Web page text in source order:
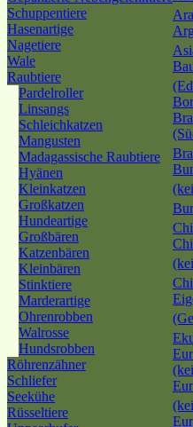
Schuppentiere
Hasenartige
Nagetiere
Wale
Raubtiere
Pardelroller
Linsangs
Schleichkatzen
Mangusten
Madagassische Raubtiere
Hyänen
Kleinkatzen
Großkatzen
Hundeartige
Großbären
Katzenbären
Kleinbären
Stinktiere
Marderartige
Ohrenrobben
Walrosse
Hundsrobben
Röhrenzähner
Schliefer
Seekühe
Rüsseltiere